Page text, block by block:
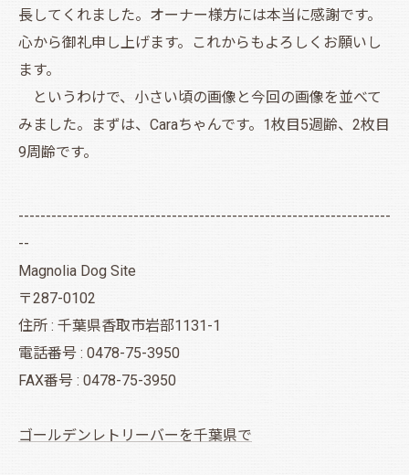
長してくれました。オーナー様方には本当に感謝です。
心から御礼申し上げます。これからもよろしくお願いし
ます。
というわけで、小さい頃の画像と今回の画像を並べて
みました。まずは、Caraちゃんです。1枚目5週齢、2枚目
9周齢です。
--------------------------------------------------------------------
--
Magnolia Dog Site
〒287-0102
住所 : 千葉県香取市岩部1131-1
電話番号 : 0478-75-3950
FAX番号 : 0478-75-3950
ゴールデンレトリーバーを千葉県で